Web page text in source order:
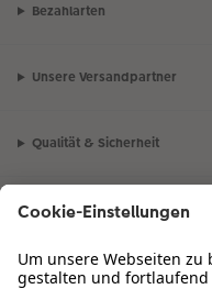
Bezahlarten
Unsere Versandpartner
Qualität & Sicherheit
Zertifizierungen & Initiativen
CEWE Fotowelt